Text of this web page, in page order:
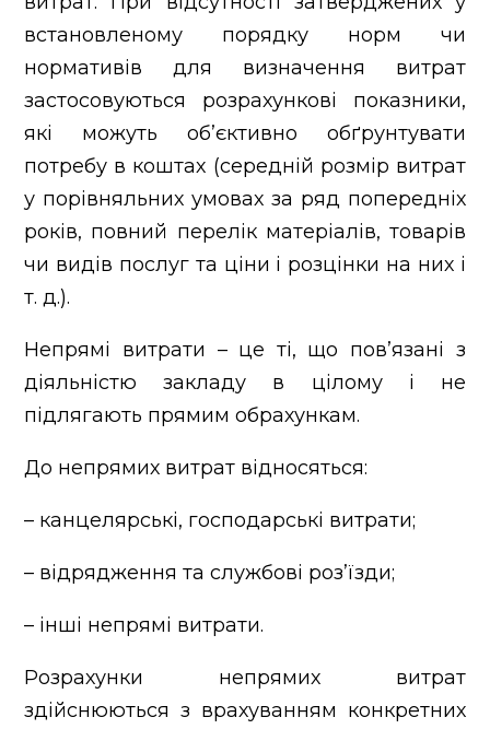
встановленому порядку норм чи
нормативів для визначення витрат
застосовуються розрахункові показники,
які можуть об’єктивно обґрунтувати
потребу в коштах (середній розмір витрат
у порівняльних умовах за ряд попередніх
років, повний перелік матеріалів, товарів
чи видів послуг та ціни і розцінки на них і
т. д.).
Непрямі витрати – це ті, що пов’язані з
діяльністю закладу в цілому і не
підлягають прямим обрахункам.
До непрямих витрат відносяться:
– канцелярські, господарські витрати;
– відрядження та службові роз’їзди;
– інші непрямі витрати.
Розрахунки непрямих витрат
здійснюються з врахуванням конкретних